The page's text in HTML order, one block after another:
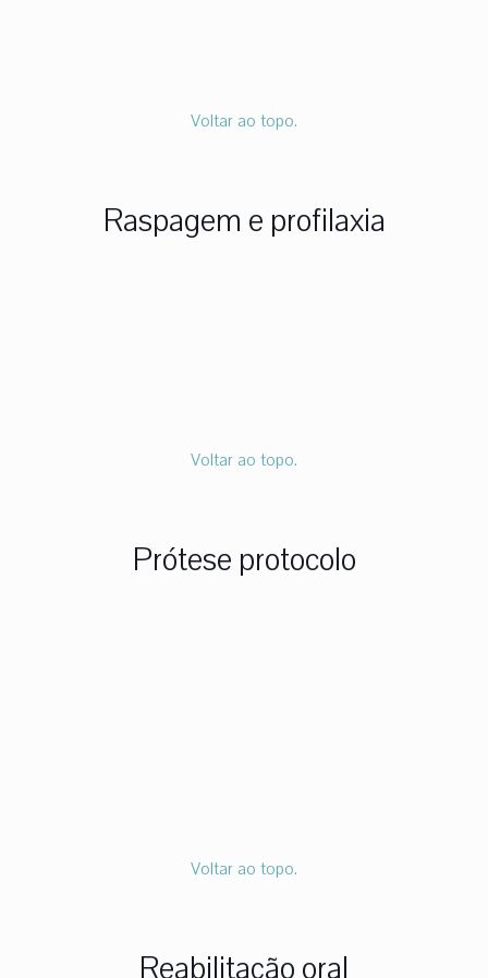
Voltar ao topo.
Raspagem e profilaxia
Voltar ao topo.
Prótese protocolo
Voltar ao topo.
Reabilitação oral